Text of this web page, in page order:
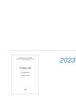
2023